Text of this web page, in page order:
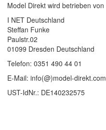
Model Direkt wird betrieben von
I NET Deutschland
Steffan Funke
Paulstr.02
01099 Dresden Deutschland
Telefon: 0351 490 44 01
E-Mail: info(@)model-direkt.com
UST-IdNr.: DE140232575